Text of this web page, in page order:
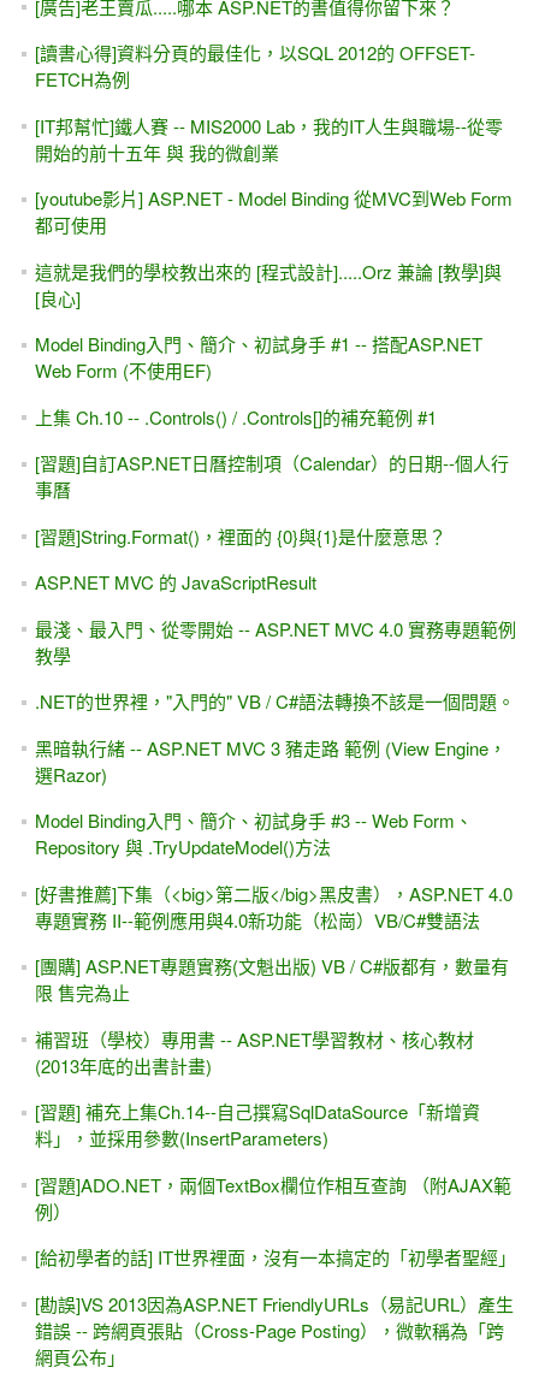
[廣告]老王賣瓜.....哪本 ASP.NET的書值得你留下來？
[讀書心得]資料分頁的最佳化，以SQL 2012的 OFFSET-
FETCH為例
[IT邦幫忙]鐵人賽 -- MIS2000 Lab，我的IT人生與職場--從零
開始的前十五年 與 我的微創業
[youtube影片] ASP.NET - Model Binding 從MVC到Web Form
都可使用
這就是我們的學校教出來的 [程式設計].....Orz 兼論 [教學]與
[良心]
Model Binding入門、簡介、初試身手 #1 -- 搭配ASP.NET
Web Form (不使用EF)
上集 Ch.10 -- .Controls() / .Controls[]的補充範例 #1
[習題]自訂ASP.NET日曆控制項（Calendar）的日期--個人行
事曆
[習題]String.Format()，裡面的 {0}與{1}是什麼意思？
ASP.NET MVC 的 JavaScriptResult
最淺、最入門、從零開始 -- ASP.NET MVC 4.0 實務專題範例
教學
.NET的世界裡，"入門的" VB / C#語法轉換不該是一個問題。
黑暗執行緒 -- ASP.NET MVC 3 豬走路 範例 (View Engine，
選Razor)
Model Binding入門、簡介、初試身手 #3 -- Web Form、
Repository 與 .TryUpdateModel()方法
[好書推薦]下集（<big>第二版</big>黑皮書），ASP.NET 4.0
專題實務 II--範例應用與4.0新功能（松崗）VB/C#雙語法
[團購] ASP.NET專題實務(文魁出版) VB / C#版都有，數量有
限 售完為止
補習班（學校）專用書 -- ASP.NET學習教材、核心教材
(2013年底的出書計畫)
[習題] 補充上集Ch.14--自己撰寫SqlDataSource「新增資
料」，並採用參數(InsertParameters)
[習題]ADO.NET，兩個TextBox欄位作相互查詢 （附AJAX範
例）
[給初學者的話] IT世界裡面，沒有一本搞定的「初學者聖經」
[勘誤]VS 2013因為ASP.NET FriendlyURLs（易記URL）產生
錯誤 -- 跨網頁張貼（Cross-Page Posting），微軟稱為「跨
網頁公布」